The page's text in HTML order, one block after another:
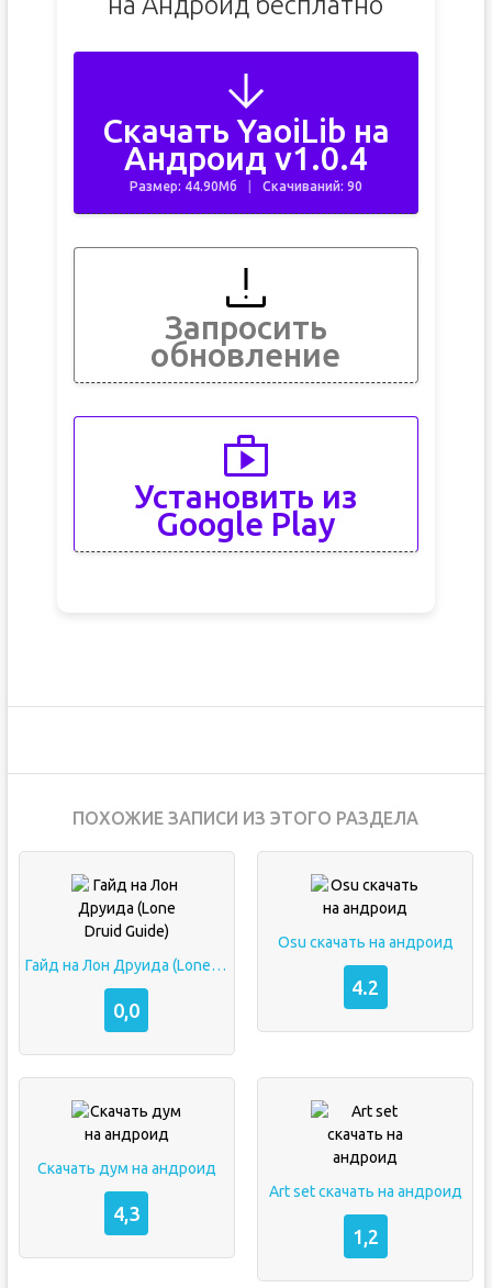
Скачать YaoiLib на
Андроид v1.0.4
Размер: 44.90Мб Скачиваний: 90
Запросить
обновление
Установить из
Google Play
ПОХОЖИЕ ЗАПИСИ ИЗ ЭТОГО РАЗДЕЛА
Гайд на Лон Друида (Lone Druid Guide)
0,0
Osu скачать на андроид
4.2
Скачать дум на андроид
4,3
Art set скачать на андроид
1,2